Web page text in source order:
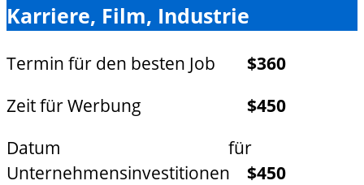
Karriere, Film, Industrie
Termin für den besten Job
$360
Zeit für Werbung
$450
Datum für
Unternehmensinvestitionen
$450